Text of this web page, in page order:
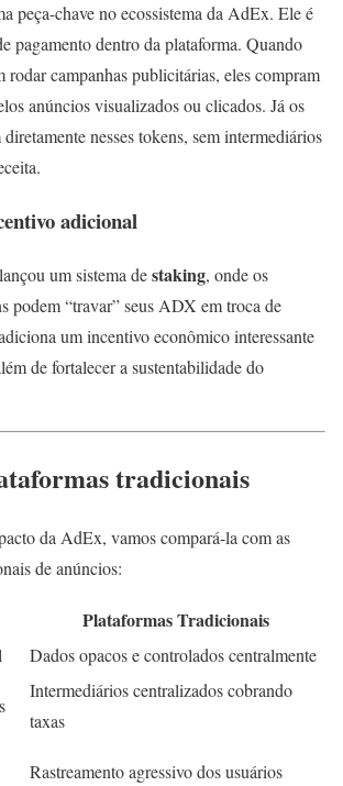
peça-chave no ecossistema da AdEx. Ele é
pagamento dentro da plataforma. Quando
rodar campanhas publicitárias, eles compram
anúncios visualizados ou clicados. Já os
nesses tokens, sem intermediários
adicional
um sistema destaking, onde os
podem “travar” seus ADX em troca de
um incentivo econômico interessante
de fortalecer a sustentabilidade do
tradicionais
da AdEx, vamos compará-la com as
de anúncios:
Plataformas Tradicionais
Dados opacos e controlados centralmente
Intermediários centralizados cobrando
taxas
Rastreamento agressivo dos usuários